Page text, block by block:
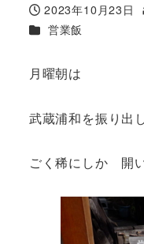
投稿日
2023年10月23日
カテゴリー
営業飯
月曜朝は
武蔵浦和を振り出
ごく稀にしか 開